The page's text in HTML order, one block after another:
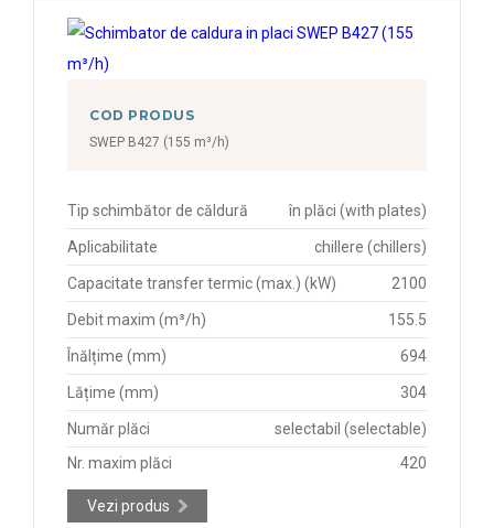
COD PRODUS
SWEP B427 (155 m³/h)
Tip schimbător de căldură în plăci (with plates)
Aplicabilitate chillere (chillers)
Capacitate transfer termic (max.) (kW) 2100
Debit maxim (m³/h) 155.5
Înălțime (mm) 694
Lățime (mm) 304
Număr plăci
selectabil (selectable)
Nr. maxim plăci
420
Vezi produs